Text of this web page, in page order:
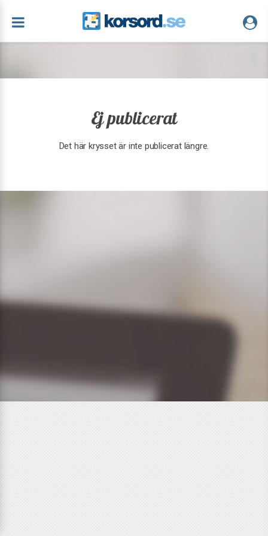
Ej publicerat
Det här krysset är inte publicerat längre.